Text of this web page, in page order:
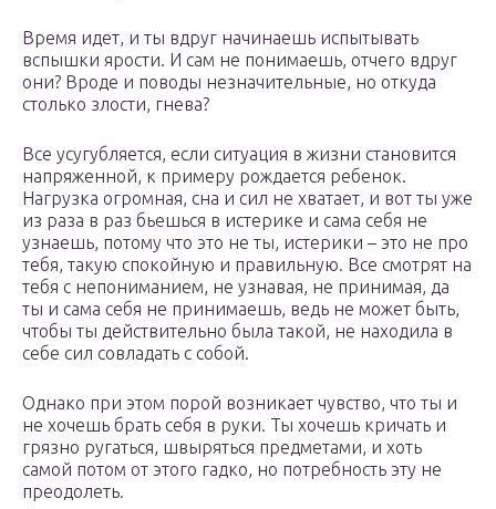
Время идет, и ты вдруг начинаешь испытывать
вспышки ярости. И сам не понимаешь, отчего вдруг
они? Вроде и поводы незначительные, но откуда
столько злости, гнева?
Все усугубляется, если ситуация в жизни становится
напряженной, к примеру рождается ребенок.
Нагрузка огромная, сна и сил не хватает, и вот ты уже
из раза в раз бьешься в истерике и сама себя не
узнаешь, потому что это не ты, истерики – это не про
тебя, такую спокойную и правильную. Все смотрят на
тебя с непониманием, не узнавая, не принимая, да
ты и сама себя не принимаешь, ведь не может быть,
чтобы ты действительно была такой, не находила в
себе сил совладать с собой.
Однако при этом порой возникает чувство, что ты и
не хочешь брать себя в руки. Ты хочешь кричать и
грязно ругаться, швыряться предметами, и хоть
самой потом от этого гадко, но потребность эту не
преодолеть.